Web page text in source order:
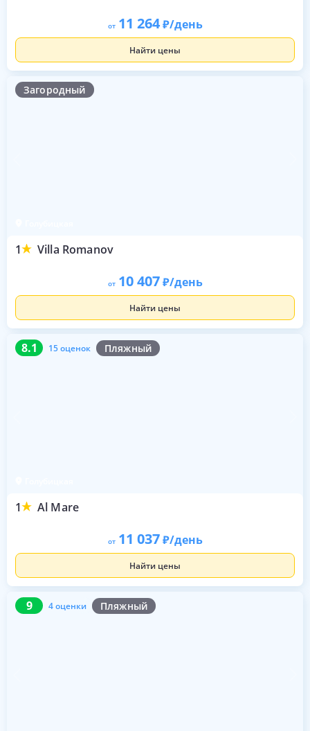
от 11 264 /день
Найти цены
Загородный
1 Villa Romanov
от 10 407 /день
Найти цены
8.1 15 оценок Пляжный
1 Al Mare
8.1 15 оценок
от 11 037 /день
Найти цены
9 4 оценки Пляжный
9 4 оценки